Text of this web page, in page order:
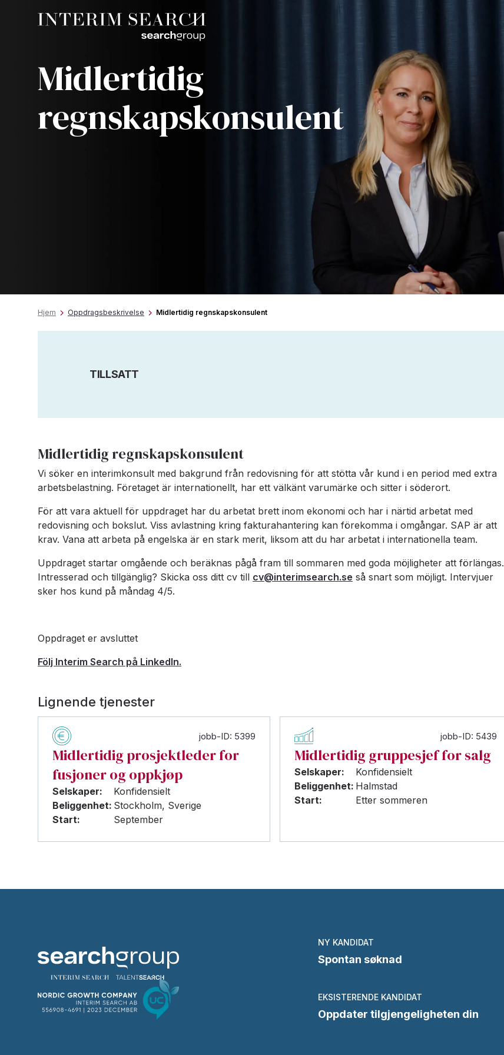
Midlertidig
regnskapskonsulent
Hjem Oppdragsbeskrivelse Midlertidig regnskapskonsulent
TILLSATT
Midlertidig regnskapskonsulent
Vi söker en interimkonsult med bakgrund från redovisning för att stötta vår kund i en period med extra
arbetsbelastning. Företaget är internationellt, har ett välkänt varumärke och sitter i söderort.
För att vara aktuell för uppdraget har du arbetat brett inom ekonomi och har i närtid arbetat med
redovisning och bokslut. Viss avlastning kring fakturahantering kan förekomma i omgångar. SAP är att
krav. Vana att arbeta på engelska är en stark merit, liksom att du har arbetat i internationella team.
Uppdraget startar omgående och beräknas pågå fram till sommaren med goda möjligheter att förlängas.
Intresserad och tillgänglig? Skicka oss ditt cv till cv@interimsearch.se så snart som möjligt. Intervjuer
sker hos kund på måndag 4/5.
Oppdraget er avsluttet
Följ Interim Search på LinkedIn.
Lignende tjenester
jobb-ID: 5399
Midlertidig prosjektleder for
fusjoner og oppkjøp
Selskaper:
Konfidensielt
Beliggenhet: Stockholm, Sverige
Start:
September
jobb-ID: 5439
Midlertidig gruppesjef for salg
Selskaper:
Konfidensielt
Beliggenhet: Halmstad
Start:
Etter sommeren
NY KANDIDAT
Spontan søknad
EKSISTERENDE KANDIDAT
Oppdater tilgjengeligheten din